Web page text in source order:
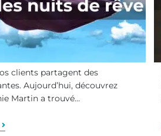
clients partagent des
Aujourd’hui, découvrez
Martin a trouvé…